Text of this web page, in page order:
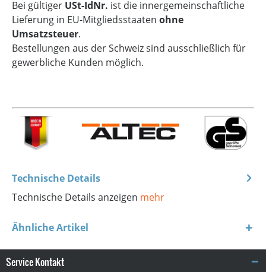
Bei gültiger USt-IdNr. ist die innergemeinschaftliche
Lieferung in EU-Mitgliedsstaaten ohne
Umsatzsteuer.
Bestellungen aus der Schweiz sind ausschließlich für
gewerbliche Kunden möglich.
Technische Details
Technische Details anzeigen mehr
Ähnliche Artikel
Service Kontakt